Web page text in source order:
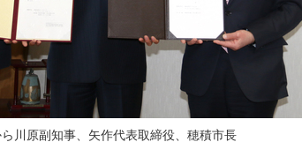
川原副知事、矢作代表取締役、穂積市長